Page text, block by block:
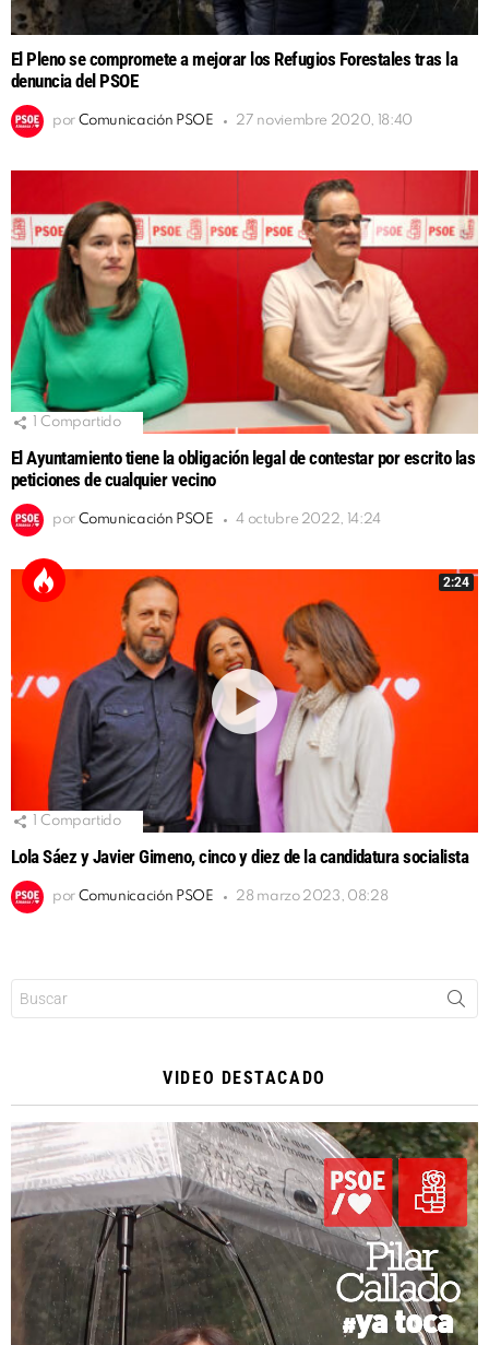
El Pleno se compromete a mejorar los Refugios Forestales tras la
denuncia del PSOE
por Comunicación PSOE 27 noviembre 2020, 18:40
Compartido
El Ayuntamiento tiene la obligación legal de contestar por escrito las
peticiones de cualquier vecino
por Comunicación PSOE 4 octubre 2022, 14:24
2:24
Compartido
Lola Sáez y Javier Gimeno, cinco y diez de la candidatura socialista
por Comunicación PSOE 28 marzo 2023, 08:28
VIDEO DESTACADO
Reproductor
de
vídeo